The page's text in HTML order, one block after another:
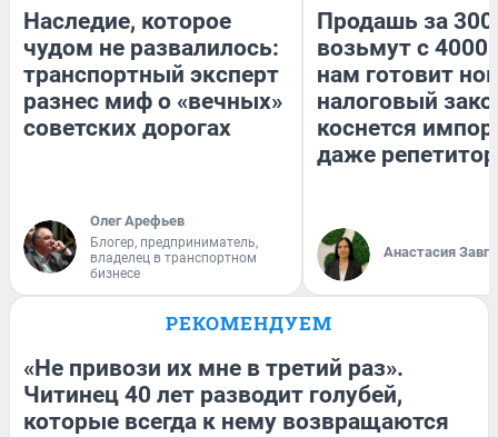
Наследие, которое
чудом не развалилось:
транспортный эксперт
разнес миф о «вечных»
советских дорогах
Олег Арефьев
Блогер, предприниматель,
владелец в транспортном
бизнесе
Продашь за
возьмут с
нам готовит
налоговый
коснется
даже
Анастасия
РЕКОМЕНДУЕМ
«Не привози их мне в третий раз».
Читинец 40 лет разводит голубей,
которые всегда к нему возвращаются